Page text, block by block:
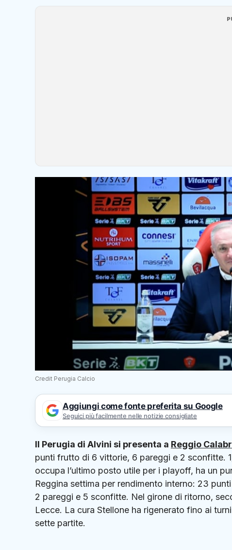
Credit Perugia Calcio
Aggiungi come fonte preferita su Google
Seguici più facilmente nelle notizie consigliate
Il Perugia di Alvini si presenta a Reggio
punti frutto di 6 vittorie, 6 pareggi e 2 sconfitte.
occupa l’ultimo posto utile per i playoff, ha un
Reggina settima per rendimento interno: 23
2 pareggi e 5 sconfitte. Nel girone di ritorno,
Lecce. La cura Stellone ha rigenerato fino ai
sette partite.